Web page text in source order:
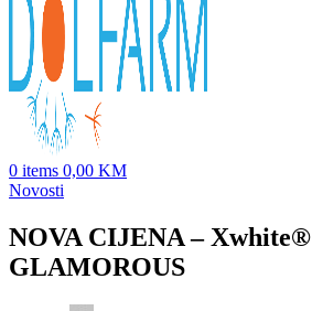
0 items 0,00 KM
Novosti
NOVA CIJENA – Xwhite®
GLAMOROUS